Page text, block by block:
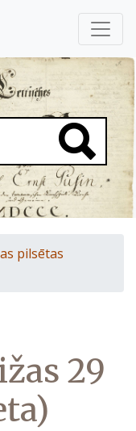
pilsētas
29